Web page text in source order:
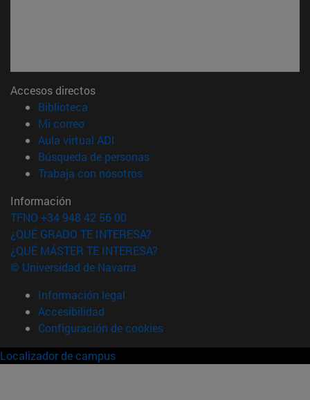
Accesos directos
Biblioteca
Mi correo(abre en nueva ventana)
Aula virtual ADI
Búsqueda de personas(abre en nueva ventana)
Trabaja con nosotros(abre en nueva ventana)
Información
TFNO +34 948 42 56 00
¿QUÉ GRADO TE INTERESA?
¿QUÉ MÁSTER TE INTERESA?
© Universidad de Navarra
Información legal
Accesibilidad
Configuración de cookies
Localizador de campus